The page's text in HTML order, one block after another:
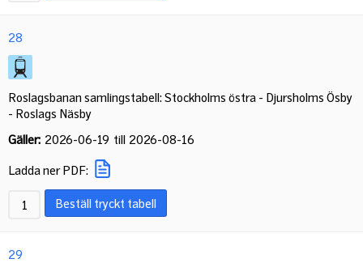
28
Roslagsbanan samlingstabell: Stockholms östra - Djursholms Ösby
- Roslags Näsby
Gäller: 2026-06-19 till 2026-08-16
Ladda ner PDF:
Beställ tryckt tabell
29